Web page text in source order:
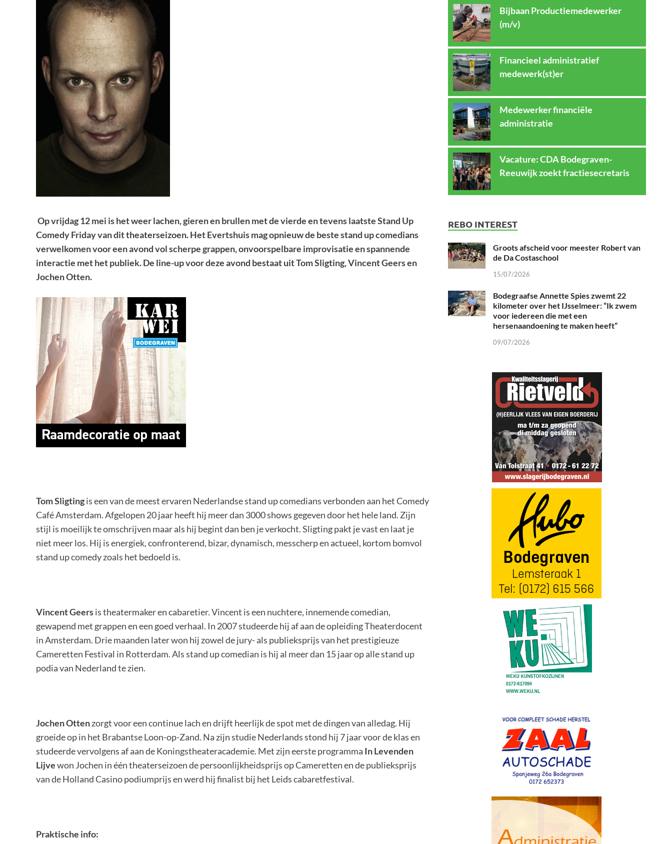
Op vrijdag 12 mei is het weer lachen, gieren en brullen met de vierde en tevens laatste Stand Up
Comedy Friday van dit theaterseizoen. Het Evertshuis mag opnieuw de beste stand up comedians
verwelkomen voor een avond vol scherpe grappen, onvoorspelbare improvisatie en spannende
interactie met het publiek. De line-up voor deze avond bestaat uitTom Sligting,Vincent Geersen
Jochen Otten.
Tom Sligtingis een van de meest ervaren Nederlandse stand up comedians verbonden aan het Comedy
Café Amsterdam. Afgelopen 20 jaar heeft hij meer dan 3000 shows gegeven door het hele land. Zijn
stijl is moeilijk te omschrijven maar als hij begint dan ben je verkocht. Sligting pakt je vast en laat je
niet meer los. Hij is energiek, confronterend, bizar, dynamisch, messcherp en actueel, kortom bomvol
stand up comedy zoals het bedoeld is.
Vincent Geersis theatermaker en cabaretier. Vincent is een nuchtere, innemende comedian,
gewapend met grappen en een goed verhaal. In 2007 studeerde hij af aan de opleiding Theaterdocent
in Amsterdam. Drie maanden later won hij zowel de jury- als publieksprijs van het prestigieuze
Cameretten Festival in Rotterdam. Als stand up comedian is hij al meer dan 15 jaar op alle stand up
podia van Nederland te zien.
Jochen Ottenzorgt voor een continue lach en drijft heerlijk de spot met de dingen van alledag. Hij
groeide op in het Brabantse Loon-op-Zand. Na zijn studie Nederlands stond hij 7 jaar voor de klas en
studeerde vervolgens af aan de Koningstheateracademie. Met zijn eerste programma In Levenden
Lijvewon Jochen in één theaterseizoen de persoonlijkheidsprijs op Cameretten en de publieksprijs
van de Holland Casino podiumprijs en werd hij finalist bij het Leids cabaretfestival.
Praktische info:
Bijbaan Productiemedewerker
(m/v)
Financieel administratief
medewerk(st)er
Medewerker financiële
administratie
Vacature: CDA Bodegraven-
Reeuwijk zoekt fractiesecretaris
REBO INTEREST
Groots afscheid voor meester Robert van
de Da Costaschool
15/07/2026
Bodegraafse Annette Spies zwemt 22
kilometer over het IJsselmeer: “Ik zwem
voor iedereen die met een
hersenaandoening te maken heeft”
09/07/2026